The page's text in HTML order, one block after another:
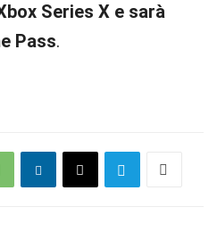
Series X e sarà
Pass.